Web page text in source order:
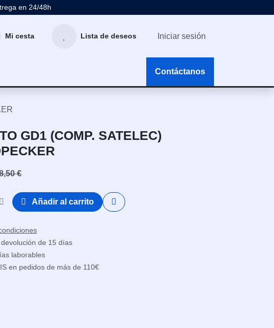
en 24/48h
Mi cesta Lista de deseos Iniciar sesión
Contáctanos
GD1 (COMP. SATELEC)
€
Añadir al carrito
de 15 días
laborables
en pedidos de más de 110€